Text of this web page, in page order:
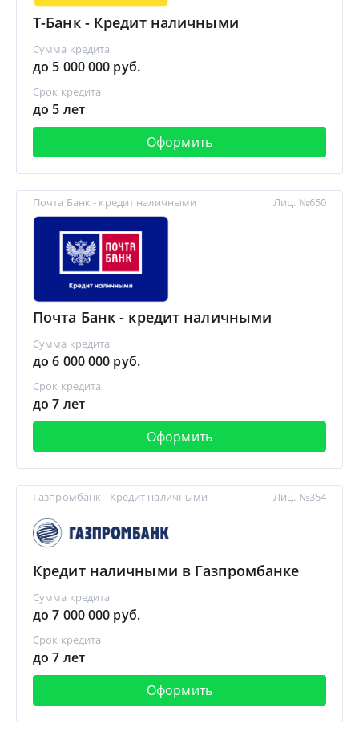
Т-Банк - Кредит наличными
Сумма кредита
до 5 000 000 руб.
Срок кредита
до 5 лет
Оформить
Почта Банк - кредит наличными
Почта Банк - кредит наличными
Сумма кредита
до 6 000 000 руб.
Срок кредита
до 7 лет
Оформить
Лиц. №650
Газпромбанк - Кредит наличными
Кредит наличными в Газпромбанке
Сумма кредита
до 7 000 000 руб.
Срок кредита
до 7 лет
Оформить
Лиц. №354